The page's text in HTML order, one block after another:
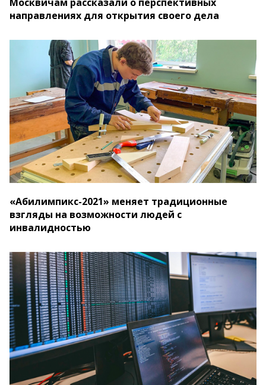
направлениях для открытия своего дела
«Абилимпикс-2021» меняет традиционные
взгляды на возможности людей с
инвалидностью